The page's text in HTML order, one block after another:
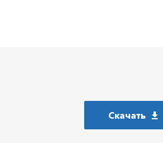
Скачать